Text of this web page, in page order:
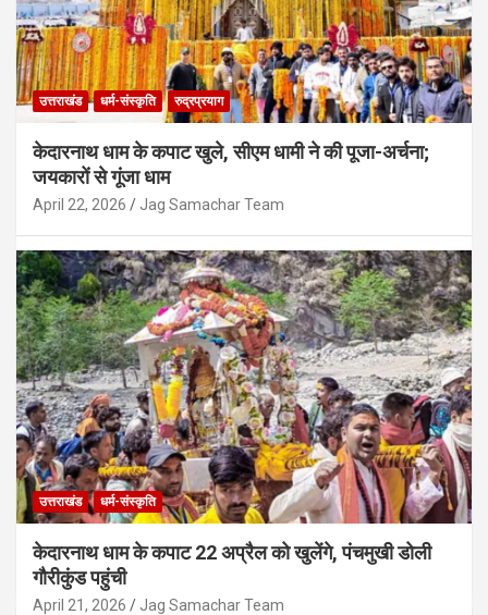
उत्तराखंड
देहरादून-हरिद्वार में फॉरेस्ट बेस्ड उद्योगों पर वन
विभाग की पैनी नजर, दूसरे डिवीजन की टीमें कर
रहीं औचक जांच
August 9, 2026 Jag Samachar Team
उत्तराखंड धर्म-संस्कृति रुद्रप्रयाग
केदारनाथ धाम के कपाट खुले, सीएम धामी ने की पूजा-अर्चना;
जयकारों से गूंजा धाम
April 22, 2026 Jag Samachar Team
उत्तराखंड धर्म-संस्कृति
केदारनाथ धाम के कपाट 22 अप्रैल को खुलेंगे, पंचमुखी डोली
गौरीकुंड पहुंची
April 21, 2026 Jag Samachar Team